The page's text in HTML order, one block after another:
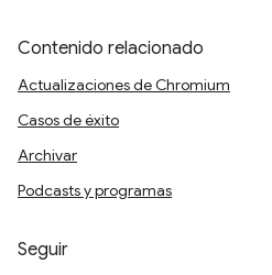
Contenido relacionado
Actualizaciones de Chromium
Casos de éxito
Archivar
Podcasts y programas
Seguir